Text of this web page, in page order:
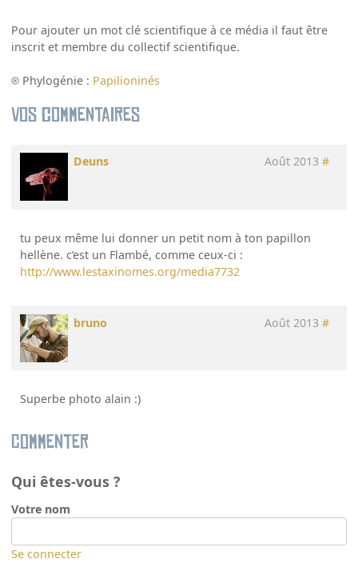
Pour ajouter un mot clé scientifique à ce média il faut être
inscrit et membre du collectif scientifique.
Phylogénie : Papilioninés
Vos commentaires
Deuns Août 2013 #
tu peux même lui donner un petit nom à ton papillon
hellène. c’est un Flambé, comme ceux-ci :
http://www.lestaxinomes.org/media7732
bruno Août 2013 #
Superbe photo alain :)
Commenter
Qui êtes-vous ?
Votre nom
Se connecter